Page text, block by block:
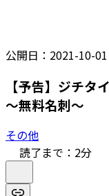
公開日： 2021-10-01
【予告】ジチタ
～無料名刺～
その他
読了まで： 2分